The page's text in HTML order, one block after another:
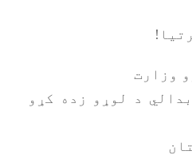
وزارت
د لوړو زده کړو